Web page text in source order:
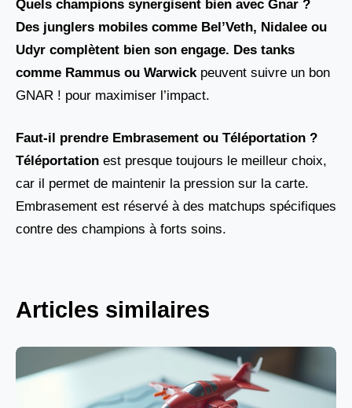
Quels champions synergisent bien avec Gnar ?
Des junglers mobiles comme Bel’Veth, Nidalee ou
Udyr complètent bien son engage. Des tanks
comme Rammus ou Warwick peuvent suivre un bon
GNAR ! pour maximiser l’impact.
Faut-il prendre Embrasement ou Téléportation ?
Téléportation est presque toujours le meilleur choix,
car il permet de maintenir la pression sur la carte.
Embrasement est réservé à des matchups spécifiques
contre des champions à forts soins.
Articles similaires